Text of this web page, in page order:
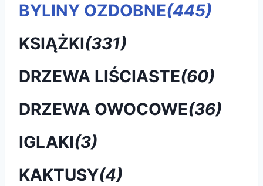
BYLINY OZDOBNE(445)
KSIĄŻKI(331)
DRZEWA LIŚCIASTE(60)
DRZEWA OWOCOWE(36)
IGLAKI(3)
KAKTUSY(4)